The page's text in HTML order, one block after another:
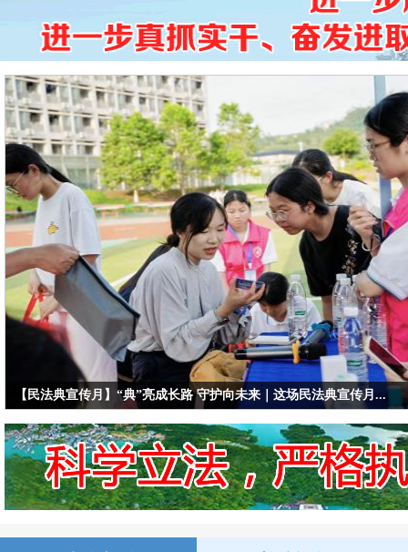
【民法典宣传月】“典”亮成长路 守护向未来｜这场民法典宣传月...